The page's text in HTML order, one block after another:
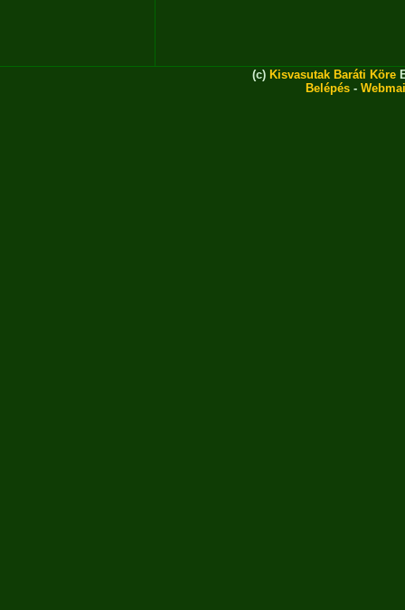
(c) Kisvasutak Baráti Köre
Belépés -